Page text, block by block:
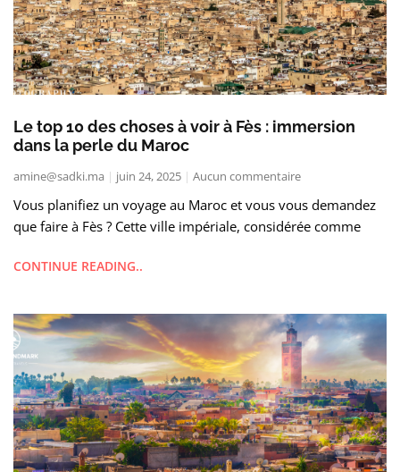
Le top 10 des choses à voir à Fès : immersion
dans la perle du Maroc
amine@sadki.ma juin 24, 2025 Aucun commentaire
Vous planifiez un voyage au Maroc et vous vous demandez
que faire à Fès ? Cette ville impériale, considérée comme
CONTINUE READING..